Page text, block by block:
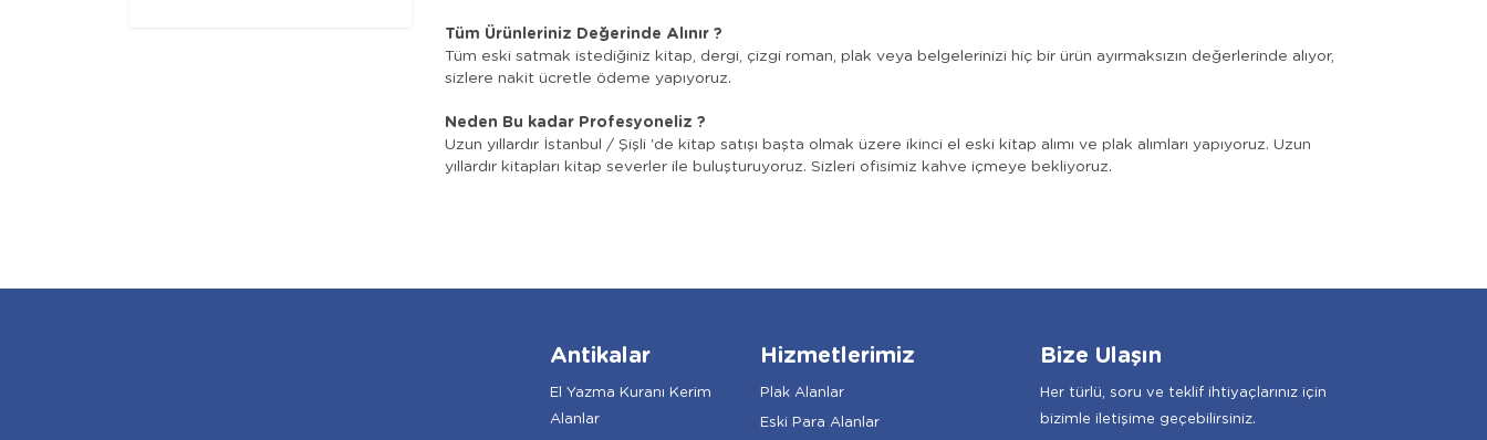
Tüm Ürünleriniz Değerinde Alınır ?
Tüm eski satmak istediğiniz kitap, dergi, çizgi roman, plak veya belgelerinizi hiç bir ürün ayırmaksızın değerlerinde alıyor,
sizlere nakit ücretle ödeme yapıyoruz.
Neden Bu kadar Profesyoneliz ?
Uzun yıllardır İstanbul / Şişli 'de kitap satışı başta olmak üzere ikinci el eski kitap alımı ve plak alımları yapıyoruz. Uzun
yıllardır kitapları kitap severler ile buluşturuyoruz. Sizleri ofisimiz kahve içmeye bekliyoruz.
Antikalar
El Yazma Kuranı Kerim
Alanlar
Hizmetlerimiz
Plak Alanlar
Eski Para Alanlar
Bize Ulaşın
Her türlü, soru ve teklif ihtiyaçlarınız için
bizimle iletişime geçebilirsiniz.